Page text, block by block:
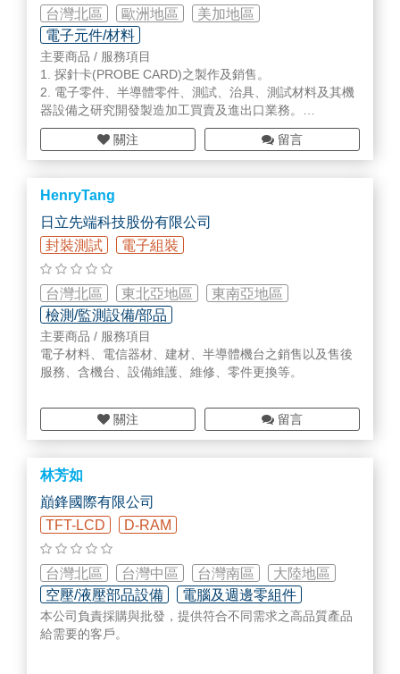
DLTS
Hall Effect
AFM
PL Spectra
Raman Spectra
台灣北區 歐洲地區
美加地區
電子元件/材料
主要商品 / 服務項目
1. 探針卡(PROBE CARD)之製作及銷售。
2. 電子零件、半導體零件、測試、治具、測試材料及其機
器設備之研究開發製造加工買賣及進出口業務。
3. 前各項有關產品之代理經銷及進出口業務。
關注
留言
HenryTang
日立先端科技股份有限公司
封裝測試
電子組裝
台灣北區 東北亞地區
東南亞地區
檢測/監測設備/部品
主要商品 / 服務項目
電子材料、電信器材、建材、半導體機台之銷售以及售後
服務、含機台、設備維護、維修、零件更換等。
關注 留言
林芳如
巔鋒國際有限公司
TFT-LCD
D-RAM
台灣北區 台灣中區 台灣南區
大陸地區
空壓/液壓部品設備
電腦及週邊零組件
本公司負責採購與批發，提供符合不同需求之高品質產品
給需要的客戶。